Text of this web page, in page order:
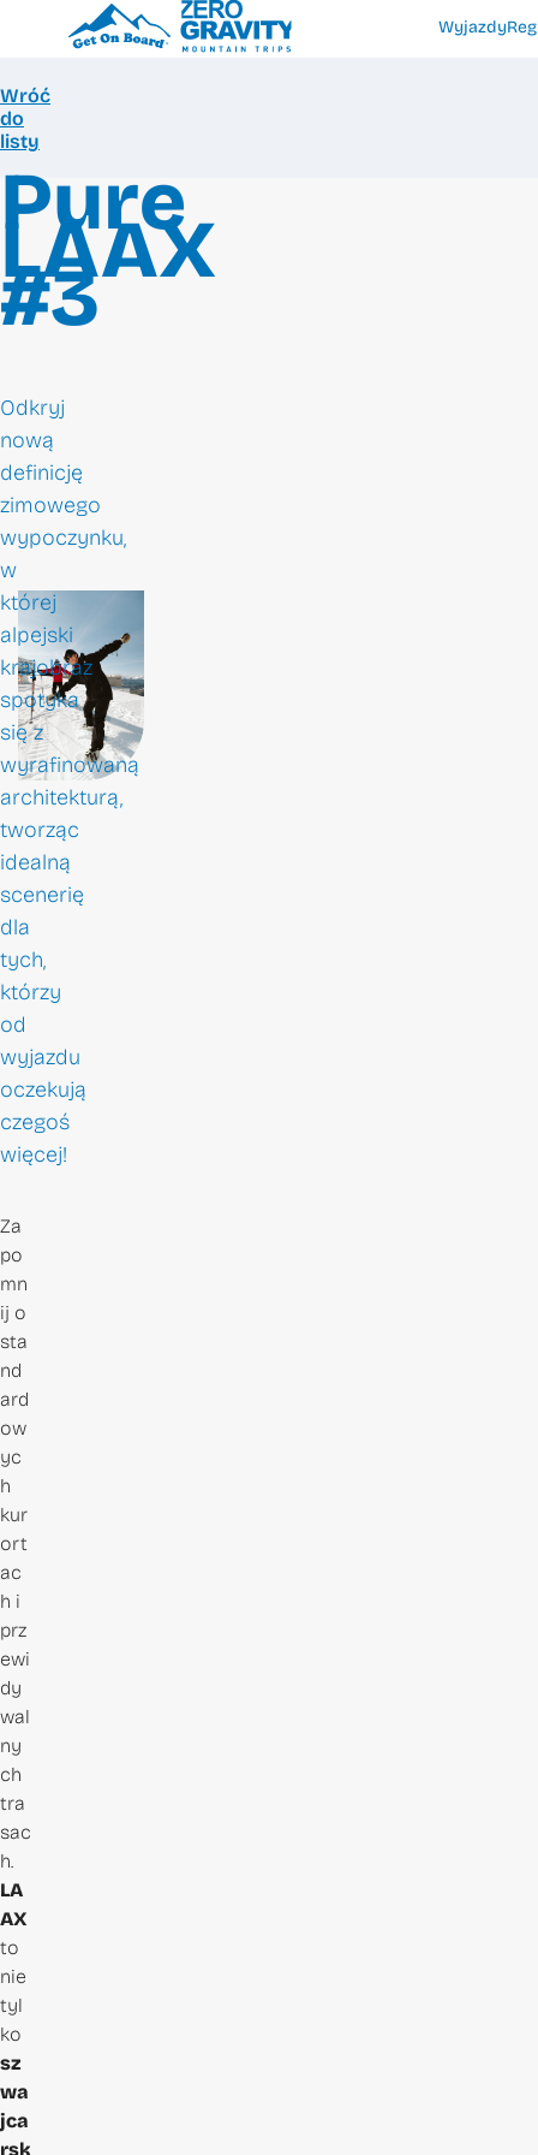
Wyjazdy
Wróć
do
listy
Pure
LAAX
#3
Odkryj
nową
definicję
zimowego
wypoczynku,
w
której
alpejski
krajobraz
spotyka
się z
wyrafinowaną
architekturą,
tworząc
idealną
scenerię
dla
tych,
którzy
od
wyjazdu
oczekują
czegoś
więcej!
Za
po
mn
ij o
sta
nd
ard
ow
yc
h
kur
ort
ac
h i
prz
ewi
dy
wal
ny
ch
tra
sac
h.
LA
AX
to
nie
tyl
ko
sz
wa
jca
rsk